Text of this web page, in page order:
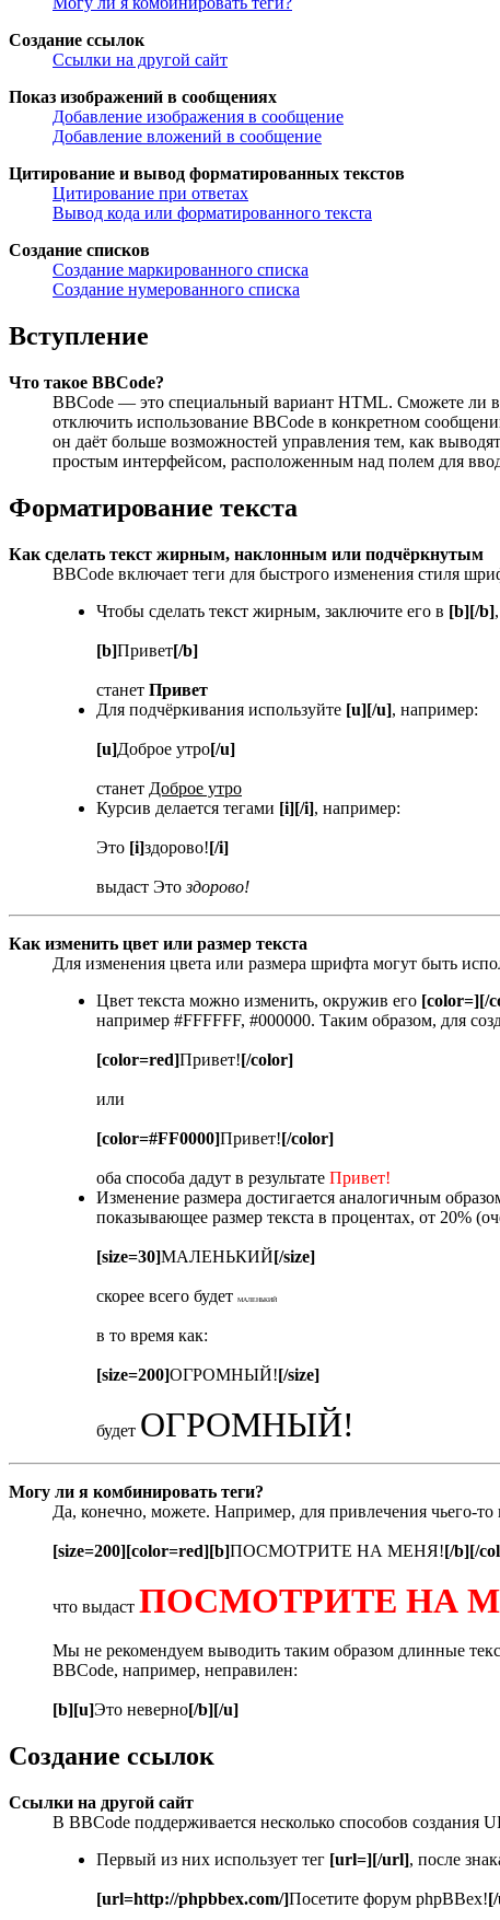
Создание ссылок
Ссылки на другой сайт
Показ изображений в сообщениях
Добавление изображения в сообщение
Добавление вложений в сообщение
Цитирование и вывод форматированных текстов
Цитирование при ответах
Вывод кода или форматированного текста
Создание списков
Создание маркированного списка
Создание нумерованного списка
Вступление
Что такое BBCode?
BBCode — это специальный вариант HTML. Сможете ли
отключить использование BBCode в конкретном
он даёт больше возможностей управления тем, как
простым интерфейсом, расположенным над полем для
Форматирование текста
Как сделать текст жирным, наклонным или подчёркнутым
BBCode включает теги для быстрого изменения стиля
Чтобы сделать текст жирным, заключите его в [b][/b]
[b]Привет[/b]
станет Привет
Для подчёркивания используйте [u][/u], например:
[u]Доброе утро[/u]
станет Доброе утро
Курсив делается тегами [i][/i], например:
Это [i]здорово![/i]
выдаст Этоздорово!
Как изменить цвет или размер текста
Для изменения цвета или размера шрифта могут быть
Цвет текста можно изменить, окружив его [color=][/
например #FFFFFF, #000000. Таким образом, для
[color=red]Привет![/color]
или
[color=#FF0000]Привет![/color]
оба способа дадут в результате Привет!
Изменение размера достигается аналогичным
показывающее размер текста в процентах, от 20%
[size=30]МАЛЕНЬКИЙ[/size]
скорее всего будет МАЛЕНЬКИЙ
в то время как:
[size=200]ОГРОМНЫЙ![/size]
будет ОГРОМНЫЙ!
Могу ли я комбинировать теги?
Да, конечно, можете. Например, для привлечения чьего-
[size=200][color=red][b]ПОСМОТРИТЕ НА МЕНЯ![/b][/
что выдаст ПОСМОТРИТЕ НА
Мы не рекомендуем выводить таким образом длинные
BBCode, например, неправилен:
[b][u]Это неверно[/b][/u]
Создание ссылок
Ссылки на другой сайт
В BBCode поддерживается несколько способов создания
Первый из них использует тег [url=][/url], после
[url=http://phpbbex.com/]Посетите форум phpBBex!